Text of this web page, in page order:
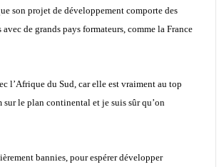
son projet de développement comporte des
de grands pays formateurs, comme la France
l’Afrique du Sud, car elle est vraiment au top
le plan continental et je suis sûr qu’on
bannies, pour espérer développer